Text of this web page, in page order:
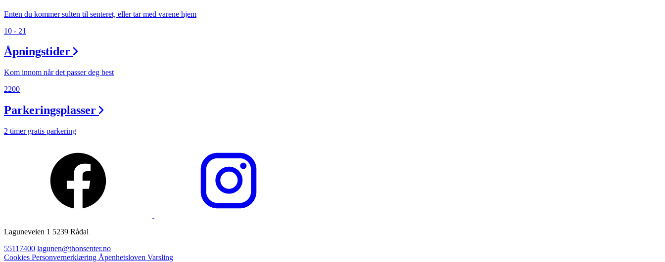
Parkering
Ledige stillinger
Magasin
Finn frem
Enten du kommer sulten til senteret, eller tar med varene hjem
10 - 21
Åpningstider
Kom innom når det passer deg best
2200
Parkeringsplasser
2 timer gratis parkering
Laguneveien 1 5239 Rådal
55117400 lagunen@thonsenter.no
Cookies Personvernerklæring Åpenhetsloven Varsling